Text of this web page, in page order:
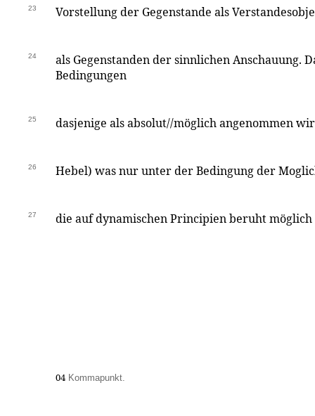
23 Vorstellung der Gegenstande als
24
als Gegenstanden der sinnlichen Anschauung.
Bedingungen
25 dasjenige als absolut//möglich angenommen
26 Hebel) was nur unter der Bedingung der
27 die auf dynamischen Principien beruht möglich
04 Kommapunkt.